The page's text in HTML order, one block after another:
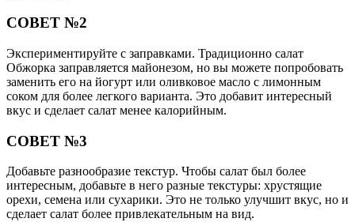
СОВЕТ №2
Экспериментируйте с заправками. Традиционно салат
Обжорка заправляется майонезом, но вы можете попробовать
заменить его на йогурт или оливковое масло с лимонным
соком для более легкого варианта. Это добавит интересный
вкус и сделает салат менее калорийным.
СОВЕТ №3
Добавьте разнообразие текстур. Чтобы салат был более
интересным, добавьте в него разные текстуры: хрустящие
орехи, семена или сухарики. Это не только улучшит вкус, но и
сделает салат более привлекательным на вид.